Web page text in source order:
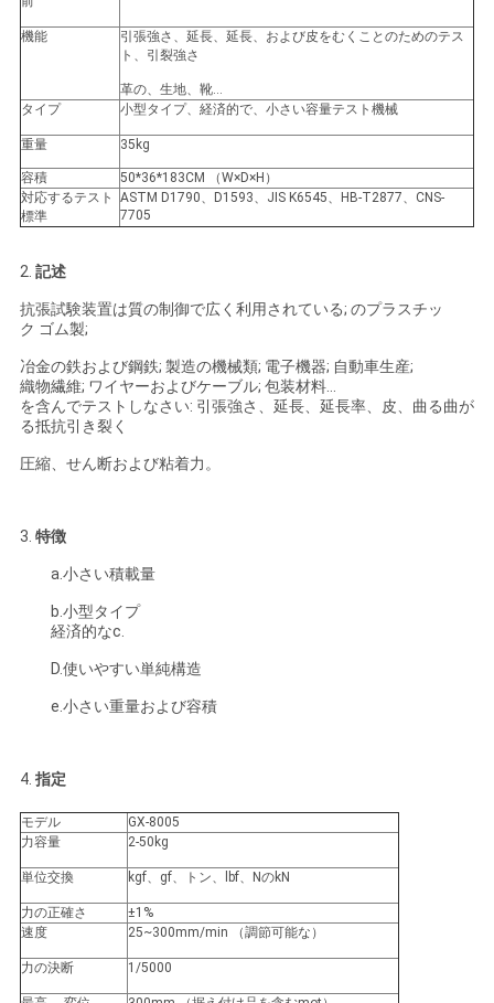
さ
い
ニ
ュ
ー
ス
引
用
を
要
地
図
PRIVACY
POLICY
機能
引張強さ、延長、延長、および皮をむくことのためのテス
ト、引裂強さ
革の、生地、靴…
タイプ
小型タイプ、経済的で、小さい容量テスト機械
重量 35kg
容積
50*36*183CM （W×D×H）
対応するテスト
標準
ASTM D1790、D1593、JIS K6545、HB-T2877、CNS-
7705
2. 記述
抗張試験装置は質の制御で広く利用されている; のプラスチッ
ク ゴム製;
冶金の鉄および鋼鉄; 製造の機械類; 電子機器; 自動車生産;
織物繊維; ワイヤーおよびケーブル; 包装材料…
を含んでテストしなさい: 引張強さ、延長、延長率、皮、曲る曲が
る抵抗引き裂く
圧縮、せん断および粘着力。
3. 特徴
a.小さい積載量
b.小型タイプ
経済的なc.
D.使いやすい単純構造
e.小さい重量および容積
4. 指定
モデル
GX-8005
力容量
2-50kg
単位交換 kgf、gf、トン、lbf、NのkN
力の正確さ
±1%
速度
25~300mm/min （調節可能な）
力の決断 1/5000